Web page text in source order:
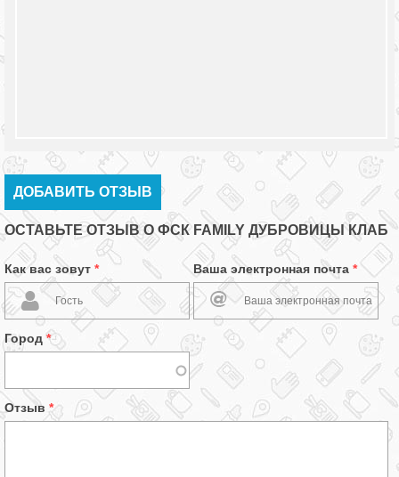
ДОБАВИТЬ ОТЗЫВ
ОСТАВЬТЕ ОТЗЫВ О ФСК FAMILY ДУБРОВИЦЫ КЛАБ
Как вас зовут * Ваша электронная почта *
Город *
Отзыв *